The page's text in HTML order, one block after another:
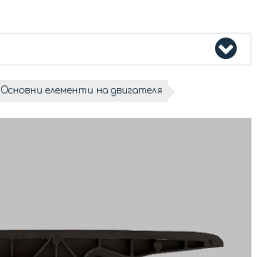
Основни елементи на двигателя